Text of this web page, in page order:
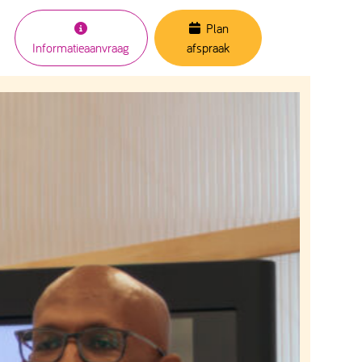
Informatieaanvraag
Plan
afspraak